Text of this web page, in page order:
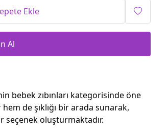
Ekle
Al
bebek zıbınları kategorisinde öne
de şıklığı bir arada sunarak,
oluşturmaktadır.